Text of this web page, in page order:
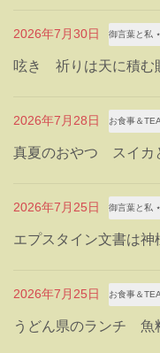
2026年7月30日 御言葉と私
呟き 祈りは天に積む
2026年7月28日 お食事＆
真夏のおやつ スイカ
2026年7月25日 御言葉と私
エプスタイン文書は神
2026年7月25日 お食事＆
うどん県のランチ 魚